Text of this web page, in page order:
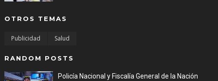
OTROS TEMAS
Publicidad Salud
RANDOM POSTS
Policía Nacional y Fiscalía General de la Nación